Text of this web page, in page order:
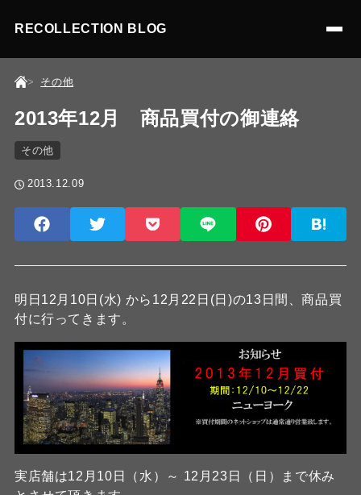
RECOLLECTION BLOG
その他
2013年12月 商品買付の御連絡
その他
2013.12.09
明日12月10日(水) から12月22日(日)の13日間、商品買
付に行ってきます。
実店舗は12月10日（水）～ 12月23日（日）まで休み